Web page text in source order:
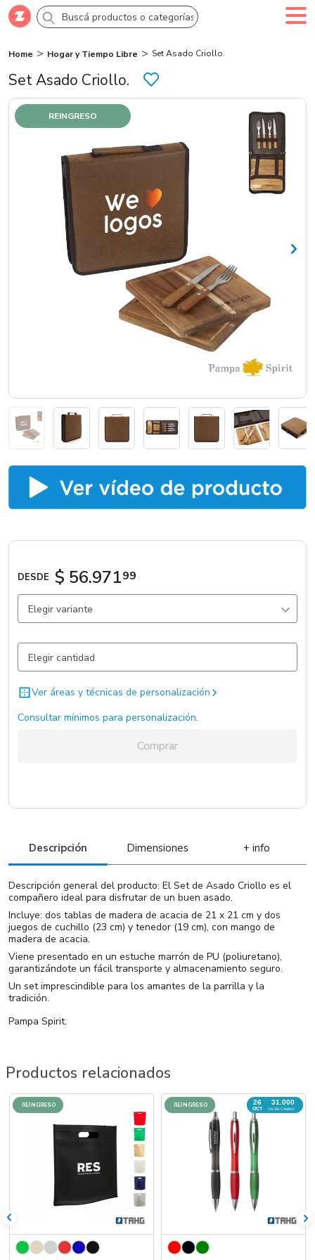
Comprar Creá tu cuenta Ingresá
Categorías
SALE 70% OFF
Novedades
Campañas
Logo 24hs
Sé partner
Set Asado Criollo.
Home Hogar y Tiempo Libre Set Asado Criollo.
REINGRESO
DESDE $ 56.97199
Elegir variante
Marrón / Poliestileno 752 un.
Ver áreas y técnicas de personalización
Consultar mínimos para personalización.
Comprar
Descripción Dimensiones + info
Descripción general del producto: El Set de Asado Criollo es el
compañero ideal para disfrutar de un buen asado.
Incluye: dos tablas de madera de acacia de 21 x 21 cm y dos
juegos de cuchillo (23 cm) y tenedor (19 cm), con mango de
madera de acacia.
Viene presentado en un estuche marrón de PU (poliuretano),
garantizándote un fácil transporte y almacenamiento seguro.
Un set imprescindible para los amantes de la parrilla y la
tradición.
Pampa Spirit.
Productos relacionados
REINGRESO 26
OCT
31.000
UN. EN CAMINO
REINGRESO